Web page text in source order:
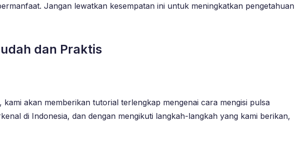
Jangan lewatkan kesempatan ini untuk meningkatkan pengetahuan
dan Praktis
akan memberikan tutorial terlengkap mengenai cara mengisi pulsa
di Indonesia, dan dengan mengikuti langkah-langkah yang kami berikan,